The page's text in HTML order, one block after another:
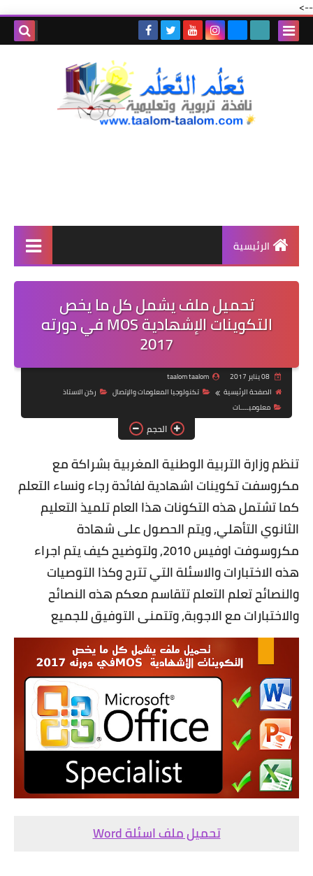
-->
الرئيسية
تحميل ملف يشمل كل ما يخص
التكوينات الإشهادية MOS في دورته
2017
08 يناير 2017
taalom taalom
الصفحة الرئيسية
تكنولوجيا المعلومات والإتصال
ركن الاستاذ
معلوميــــات
الحجم
تنظم وزارة التربية الوطنية المغربية بشراكة مع
مكروسفت تكوينات اشهادية لفائدة رجاء ونساء التعلم
كما تشتمل هذه التكونات هذا العام تلميذ التعليم
الثانوي التأهلي, ويتم الحصول على شهادة
مكروسوفت اوفيس 2010, ولتوضيح كيف يتم اجراء
هذه الاختبارات والاسئلة التي تترح وكذا التوصيات
والنصائح تعلم التعلم تتقاسم معكم هذه النصائح
والاختبارات مع الاجوبة, وتتمنى التوفيق للجميع
تحميل ملف اسئلة Word